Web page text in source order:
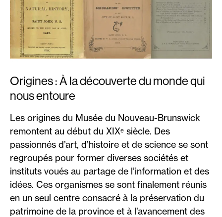
Origines : À la découverte du monde qui
nous entoure
Les origines du Musée du Nouveau-Brunswick
remontent au début du XIXᵉ siècle. Des
passionnés d’art, d’histoire et de science se sont
regroupés pour former diverses sociétés et
instituts voués au partage de l’information et des
idées. Ces organismes se sont finalement réunis
en un seul centre consacré à la préservation du
patrimoine de la province et à l’avancement des